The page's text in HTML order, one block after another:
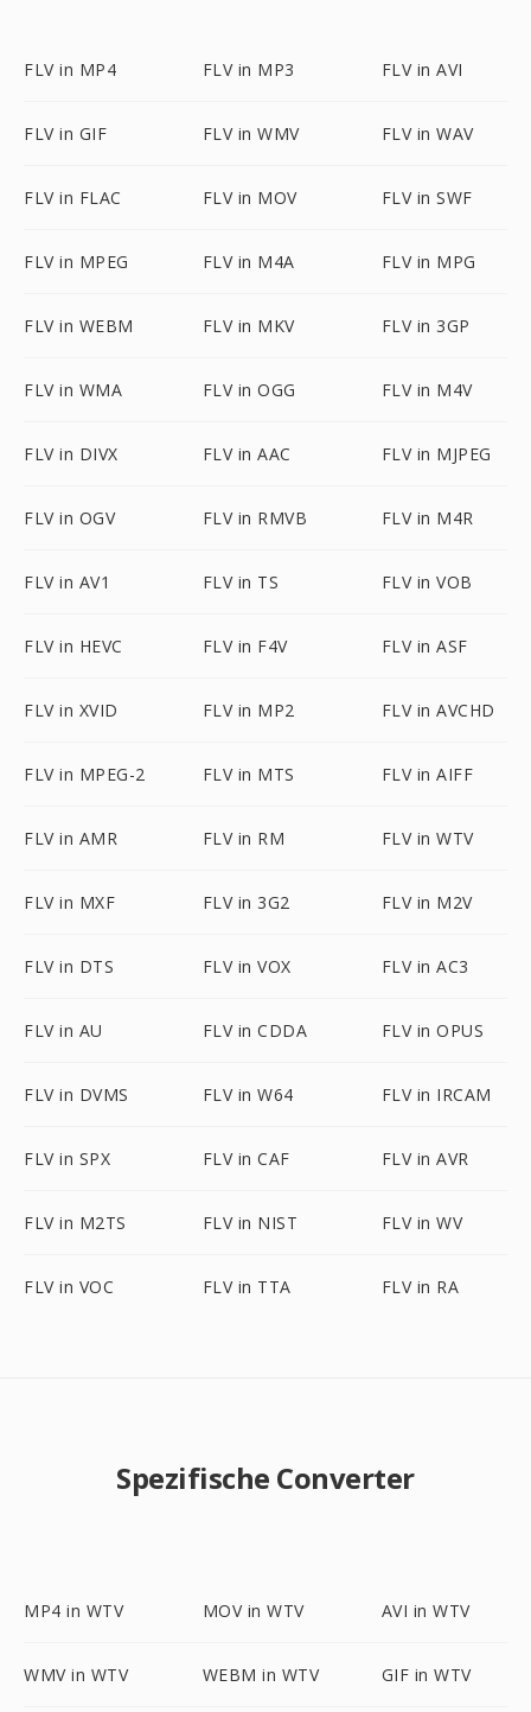
FLV in MP4 FLV in MP3 FLV in AVI
FLV in GIF FLV in WMV FLV in WAV
FLV in FLAC FLV in MOV FLV in SWF
FLV in MPEG FLV in M4A FLV in MPG
FLV in WEBM FLV in MKV FLV in 3GP
FLV in WMA FLV in OGG FLV in M4V
FLV in DIVX FLV in AAC FLV in MJPEG
FLV in OGV FLV in RMVB FLV in M4R
FLV in AV1 FLV in TS FLV in VOB
FLV in HEVC FLV in F4V FLV in ASF
FLV in XVID FLV in MP2 FLV in AVCHD
FLV in MPEG-2 FLV in MTS FLV in AIFF
FLV in AMR FLV in RM FLV in WTV
FLV in MXF FLV in 3G2 FLV in M2V
FLV in DTS FLV in VOX FLV in AC3
FLV in AU FLV in CDDA FLV in OPUS
FLV in DVMS FLV in W64 FLV in IRCAM
FLV in SPX FLV in CAF FLV in AVR
FLV in M2TS FLV in NIST FLV in WV
FLV in VOC FLV in TTA FLV in RA
Spezifische Converter
MP4 in WTV MOV in WTV AVI in WTV
WMV in WTV WEBM in WTV GIF in WTV